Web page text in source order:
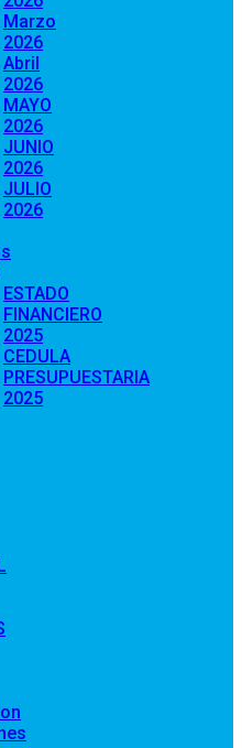
Marzo
2026
Abril
2026
MAYO
2026
JUNIO
2026
JULIO
2026
ESTADO
FINANCIERO
2025
CEDULA
PRESUPUESTARIA
2025